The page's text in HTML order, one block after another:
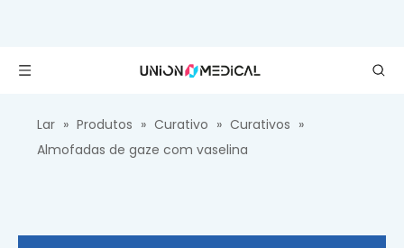
Lar » Produtos » Curativo » Curativos »
Almofadas de gaze com vaselina